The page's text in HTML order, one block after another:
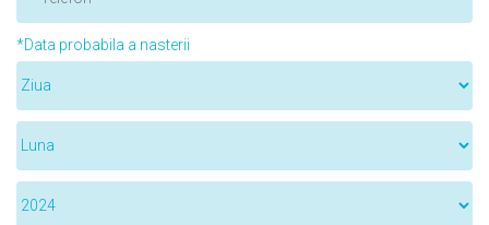
*Data probabila a nasterii